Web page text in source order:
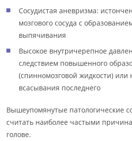
Сосудистая аневризма:
мозгового сосуда с
выпячивания
Высокое внутричерепное
следствием повышенного
(спинномозговой жидкости) или
всасывания последнего
Вышеупомянутые патологические
считать наиболее частыми
голове.